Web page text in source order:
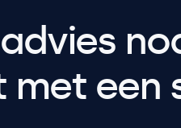
een